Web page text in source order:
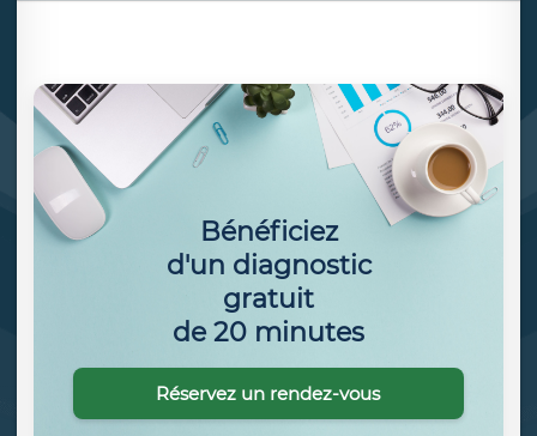
Bénéficiez
d'un diagnostic
gratuit
de 20 minutes
Réservez un rendez-vous